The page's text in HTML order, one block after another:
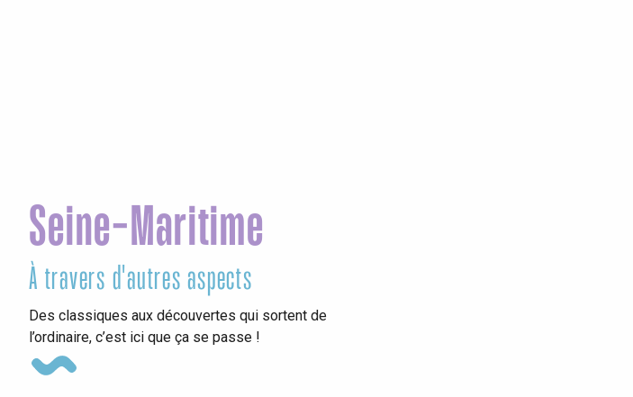
Seine-Maritime
À travers d'autres aspects
Des classiques aux découvertes qui sortent de
l’ordinaire, c’est ici que ça se passe !